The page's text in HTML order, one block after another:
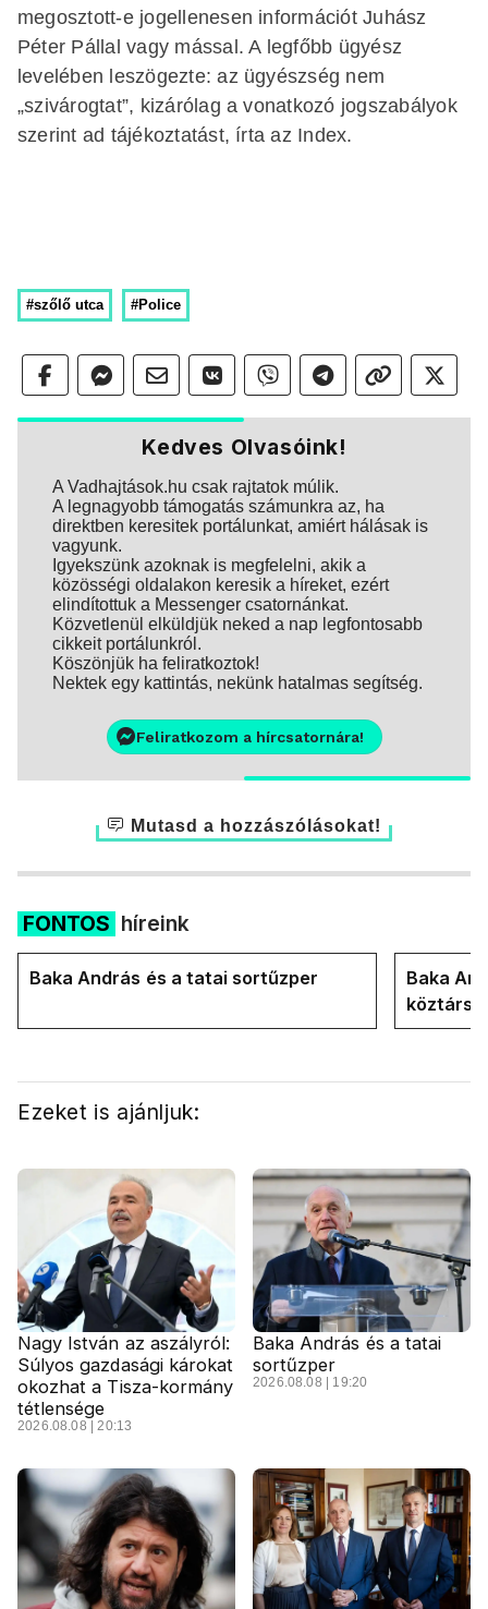
megosztott-e jogellenesen információt Juhász
Péter Pállal vagy mással. A legfőbb ügyész
levelében leszögezte: az ügyészség nem
„szivárogtat”, kizárólag a vonatkozó jogszabályok
szerint ad tájékoztatást, írta az Index.
#szőlő utca #Police
Kedves Olvasóink!
A Vadhajtások.hu csak rajtatok múlik.
A legnagyobb támogatás számunkra az, ha
direktben keresitek portálunkat, amiért hálásak is
vagyunk.
Igyekszünk azoknak is megfelelni, akik a
közösségi oldalakon keresik a híreket, ezért
elindítottuk a Messenger csatornánkat.
Közvetlenül elküldjük neked a nap legfontosabb
cikkeit portálunkról.
Köszönjük ha feliratkoztok!
Nektek egy kattintás, nekünk hatalmas segítség.
Feliratkozom a hírcsatornára!
Mutasd a hozzászólásokat!
FONTOS híreink
Baka András és a tatai sortűzper
Baka
Ezeket is ajánljuk:
Nagy István az aszályról:
Súlyos gazdasági károkat
okozhat a Tisza-kormány
tétlensége
2026.08.08 | 20:13
Baka András és a tatai
sortűzper
2026.08.08 | 19:20